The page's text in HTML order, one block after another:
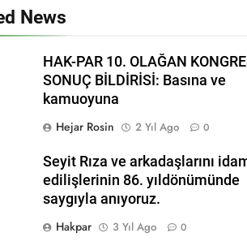
HAK-PAR
Hak ve
Necati
2 Yıl Ago
HAK-PAR
2 Yıl Ago
Roboski
News
HAK-PAR 10. OLAĞAN
SONUÇ BİLDİRİSİ: Basına ve
kamuoyuna
Hejar Rosin
2 Yıl Ago 0
Seyit Rıza ve arkadaşlarını
edilişlerinin 86. yıldönümünde
saygıyla anıyoruz.
Hakpar
3 Yıl Ago 0